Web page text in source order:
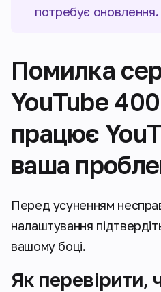
потребує оновлення.
Помилка
YouTube
працює
ваша
Перед усуненням
налаштування
вашому боці.
Як перевірити,